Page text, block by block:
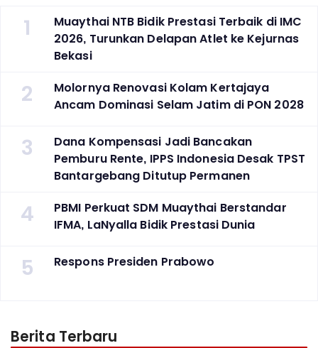
1
Muaythai NTB Bidik Prestasi Terbaik di IMC
2026, Turunkan Delapan Atlet ke Kejurnas
Bekasi
2
Molornya Renovasi Kolam Kertajaya
Ancam Dominasi Selam Jatim di PON 2028
3
Dana Kompensasi Jadi Bancakan
Pemburu Rente, IPPS Indonesia Desak TPST
Bantargebang Ditutup Permanen
4
PBMI Perkuat SDM Muaythai Berstandar
IFMA, LaNyalla Bidik Prestasi Dunia
5 Respons Presiden Prabowo
Berita Terbaru